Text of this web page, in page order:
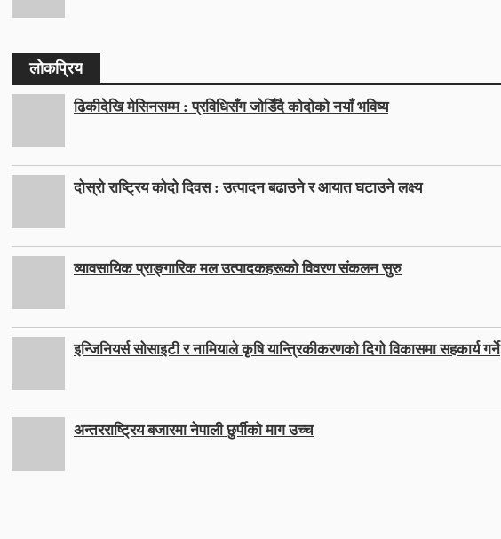
लोकप्रिय
ढिकीदेखि मेसिनसम्म : प्रविधिसँग जोडिँदै कोदोको नयाँ भविष्य
दोस्रो राष्ट्रिय कोदो दिवस : उत्पादन बढाउने र आयात घटाउने लक्ष्य
व्यावसायिक प्राङ्गारिक मल उत्पादकहरूको विवरण संकलन सुरु
इन्जिनियर्स सोसाइटी र नामियाले कृषि यान्त्रिकीकरणको दिगो विकासमा सहकार्य गर्ने
अन्तरराष्ट्रिय बजारमा नेपाली छुर्पीको माग उच्च